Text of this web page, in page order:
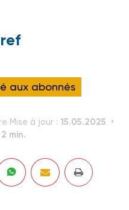
aux abonnés
Mise à jour : 15.05.2025
2 min.